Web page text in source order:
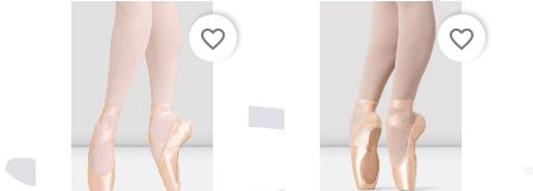
favorite_border favorite_border